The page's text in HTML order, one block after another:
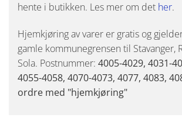
hente i butikken. Les mer om det her.
Hjemkjøring av varer er gratis og
gamle kommunegrensen til Stavanger,
Sola. Postnummer: 4005-4029, 4031-
4055-4058, 4070-4073, 4077, 4083,
ordre med "hjemkjøring"